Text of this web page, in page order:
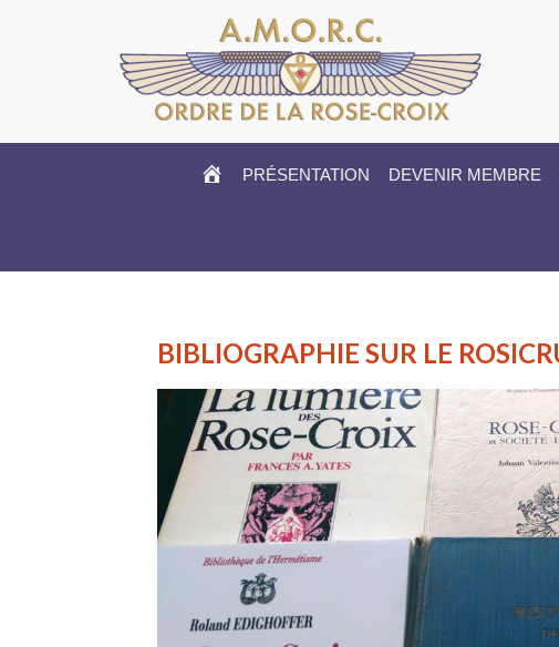
HOME
PRÉSENTATION DEVENIR MEMBRE
BIBLIOGRAPHIE SUR LE